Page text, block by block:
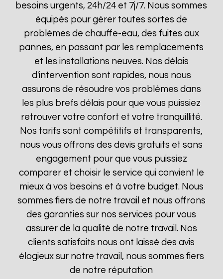
besoins urgents, 24h/24 et 7j/7. Nous sommes
équipés pour gérer toutes sortes de
problèmes de chauffe-eau, des fuites aux
pannes, en passant par les remplacements
et les installations neuves. Nos délais
d'intervention sont rapides, nous nous
assurons de résoudre vos problèmes dans
les plus brefs délais pour que vous puissiez
retrouver votre confort et votre tranquillité.
Nos tarifs sont compétitifs et transparents,
nous vous offrons des devis gratuits et sans
engagement pour que vous puissiez
comparer et choisir le service qui convient le
mieux à vos besoins et à votre budget. Nous
sommes fiers de notre travail et nous offrons
des garanties sur nos services pour vous
assurer de la qualité de notre travail. Nos
clients satisfaits nous ont laissé des avis
élogieux sur notre travail, nous sommes fiers
de notre réputation